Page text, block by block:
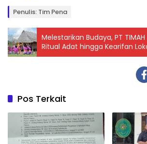
Penulis: Tim Pena
Melestarikan Budaya, PT
Ritual Adat hingga Kearifan
Pos Terkait